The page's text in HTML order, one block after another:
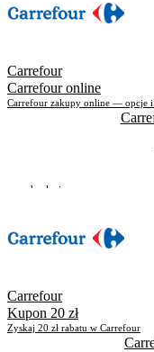
Carrefour
Carrefour online
Carrefour zakupy online — opcje i
Do odwołania
Carrefour
Kupon 20 zł
Zyskaj 20 zł rabatu w Carrefour